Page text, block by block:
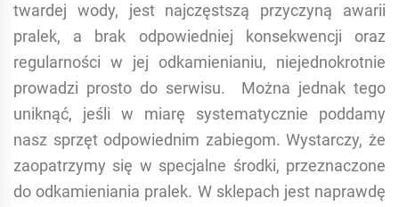
twardej wody, jest najczęstszą przyczyną awarii
pralek, a brak odpowiedniej konsekwencji oraz
regularności w jej odkamienianiu, niejednokrotnie
prowadzi prosto do serwisu. Można jednak tego
uniknąć, jeśli w miarę systematycznie poddamy
nasz sprzęt odpowiednim zabiegom. Wystarczy, że
zaopatrzymy się w specjalne środki, przeznaczone
do odkamieniania pralek. W sklepach jest naprawdę